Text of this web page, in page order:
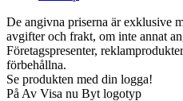
De angivna priserna är exklusive
avgifter och frakt, om inte annat
Företagspresenter,
förbehållna.
Se produkten med din logga!
På Av Visa nu Byt logotyp